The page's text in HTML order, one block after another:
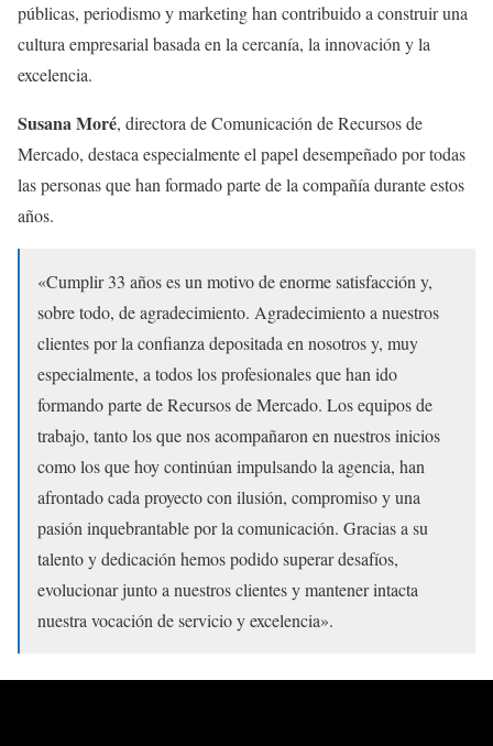
públicas, periodismo y marketing han contribuido a construir una
cultura empresarial basada en la cercanía, la innovación y la
excelencia.
Susana Moré, directora de Comunicación de Recursos de
Mercado, destaca especialmente el papel desempeñado por todas
las personas que han formado parte de la compañía durante estos
años.
«Cumplir 33 años es un motivo de enorme satisfacción y,
sobre todo, de agradecimiento. Agradecimiento a nuestros
clientes por la confianza depositada en nosotros y, muy
especialmente, a todos los profesionales que han ido
formando parte de Recursos de Mercado. Los equipos de
trabajo, tanto los que nos acompañaron en nuestros inicios
como los que hoy continúan impulsando la agencia, han
afrontado cada proyecto con ilusión, compromiso y una
pasión inquebrantable por la comunicación. Gracias a su
talento y dedicación hemos podido superar desafíos,
evolucionar junto a nuestros clientes y mantener intacta
nuestra vocación de servicio y excelencia».